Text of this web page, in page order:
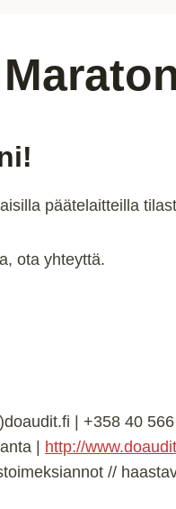
päätelaitteilla
ota yhteyttä.
| +358 40
| http://
//